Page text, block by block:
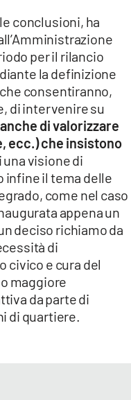
conclusioni, ha
per il rilancio
la definizione
consentiranno,
di intervenire su
di valorizzare
ecc.) che insistono
una visione di
il tema delle
come nel caso
appena un
deciso richiamo da
di
civico e cura del
maggiore
da parte di
di quartiere.